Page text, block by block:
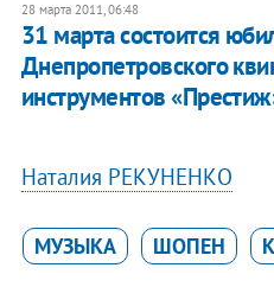
28 марта 2011, 06:48
31 марта состоится
Днепропетровского
инструментов
Наталия РЕКУНЕНКО
МУЗЫКА ШОПЕН